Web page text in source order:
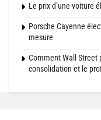
Le prix d’une voiture
Porsche Cayenne
mesure
Comment Wall Street
consolidation et le